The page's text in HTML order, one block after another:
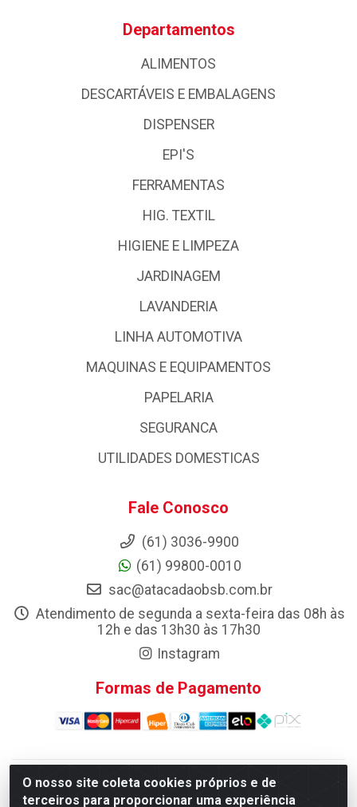
O nosso site coleta cookies próprios e de
terceiros para proporcionar uma experiência
Departamentos
ALIMENTOS
DESCARTÁVEIS E EMBALAGENS
DISPENSER
EPI'S
FERRAMENTAS
HIG. TEXTIL
HIGIENE E LIMPEZA
JARDINAGEM
LAVANDERIA
LINHA AUTOMOTIVA
MAQUINAS E EQUIPAMENTOS
PAPELARIA
SEGURANCA
UTILIDADES DOMESTICAS
Fale Conosco
(61) 3036-9900
(61) 99800-0010
sac@atacadaobsb.com.br
Atendimento de segunda a sexta-feira das 08h às
12h e das 13h30 às 17h30
Instagram
Formas de Pagamento
Atacadao da Limpeza F. Pereira Queiroz Comercio e
Distribuicao LTDA - Quadra Qi 10 Lotes 39 e, 41 - Setor